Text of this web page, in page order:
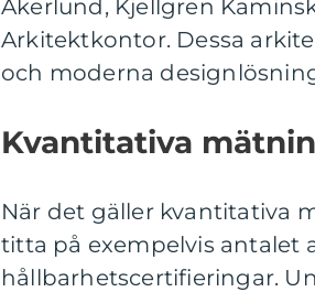
Åkerlund, Kjellgren
Arkitektkontor. Dessa
och moderna
Kvantitativa
När det gäller kvantitativa
titta på exempelvis antalet
hållbarhetscertifieringar.